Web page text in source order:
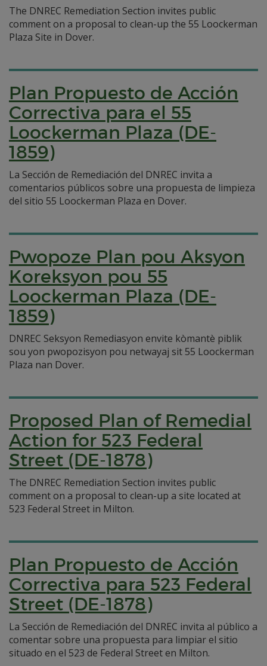
The DNREC Remediation Section invites public
comment on a proposal to clean-up the 55 Loockerman
Plaza Site in Dover.
Plan Propuesto de Acción
Correctiva para el 55
Loockerman Plaza (DE-
1859)
La Sección de Remediación del DNREC invita a
comentarios públicos sobre una propuesta de limpieza
del sitio 55 Loockerman Plaza en Dover.
Pwopoze Plan pou Aksyon
Koreksyon pou 55
Loockerman Plaza (DE-
1859)
DNREC Seksyon Remediasyon envite kòmantè piblik
sou yon pwopozisyon pou netwayaj sit 55 Loockerman
Plaza nan Dover.
Proposed Plan of Remedial
Action for 523 Federal
Street (DE-1878)
The DNREC Remediation Section invites public
comment on a proposal to clean-up a site located at
523 Federal Street in Milton.
Plan Propuesto de Acción
Correctiva para 523 Federal
Street (DE-1878)
La Sección de Remediación del DNREC invita al público a
comentar sobre una propuesta para limpiar el sitio
situado en el 523 de Federal Street en Milton.